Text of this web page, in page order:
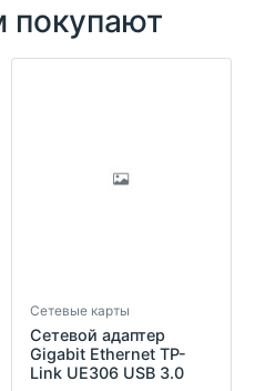
покупают
Сетевые карты
Сетевой адаптер
Gigabit Ethernet TP-
Link UE306 USB 3.0